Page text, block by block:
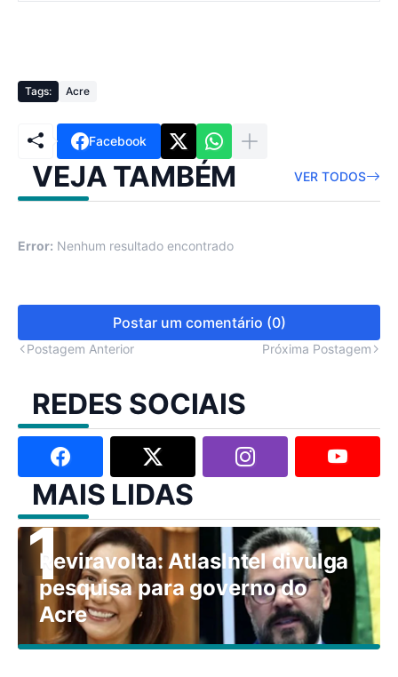
Tags: Acre
Facebook
VEJA TAMBÉM VER TODOS
Error: Nenhum resultado encontrado
Postar um comentário (0)
Postagem Anterior Próxima Postagem
REDES SOCIAIS
MAIS LIDAS
Reviravolta: AtlasIntel divulga
pesquisa para governo do
Acre